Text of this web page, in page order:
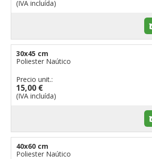
(IVA incluída)
30x45 cm
Poliester Naútico
Precio unit.:
15,00 €
(IVA incluída)
40x60 cm
Poliester Naútico